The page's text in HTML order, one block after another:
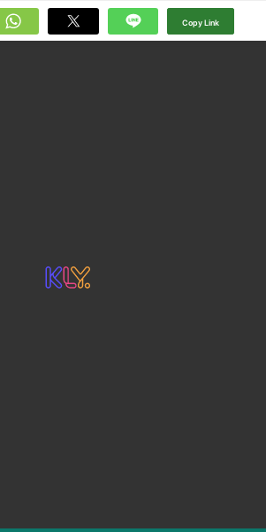
Copy Link